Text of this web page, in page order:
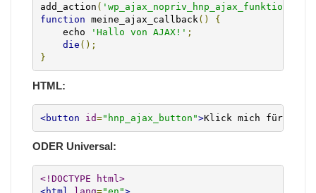
add_action ( 'wp_ajax_nopriv_hnp_ajax_funktion'
function meine_ajax_callback ()
{
    echo
'Hallo von AJAX!' ;
die ();
}
HTML:
<button id="hnp_ajax_button">Klick mich für eine
ODER Universal:
<!DOCTYPE html>